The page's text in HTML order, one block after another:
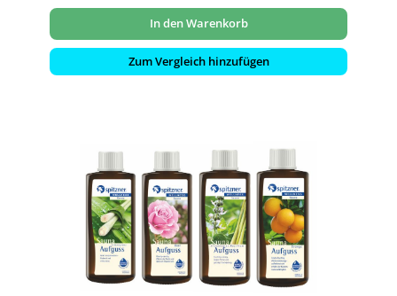
In den Warenkorb
Zum Vergleich hinzufügen